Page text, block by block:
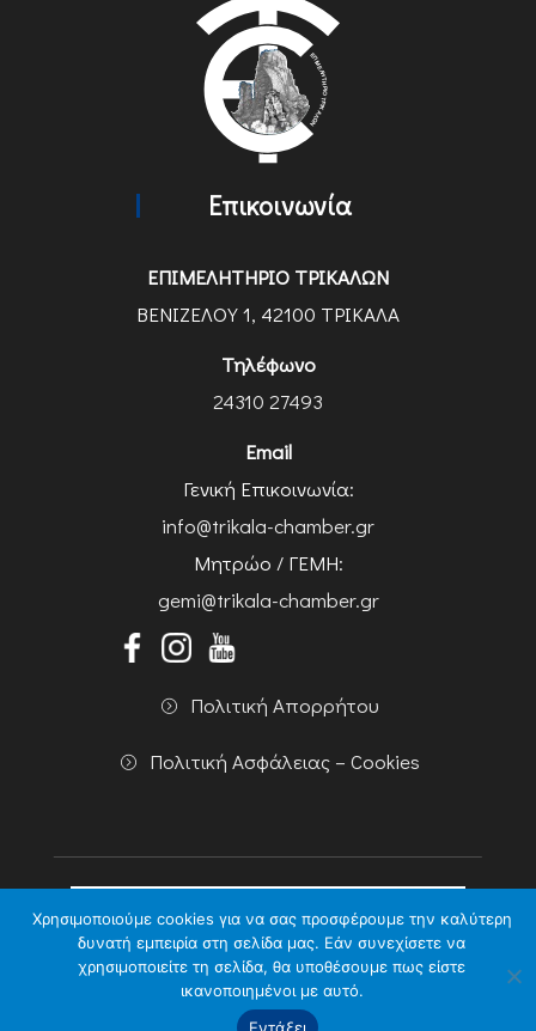
Επικοινωνία
ΕΠΙΜΕΛΗΤΗΡΙΟ ΤΡΙΚΑΛΩΝ
ΒΕΝΙΖΕΛΟΥ 1, 42100 ΤΡΙΚΑΛΑ
Τηλέφωνο
24310 27493
Email
Γενική Επικοινωνία:
info@trikala-chamber.gr
Μητρώο / ΓΕΜΗ:
gemi@trikala-chamber.gr
Πολιτική Απορρήτου
Πολιτική Ασφάλειας – Cookies
Χρησιμοποιούμε cookies για να σας προσφέρουμε την καλύτερη
δυνατή εμπειρία στη σελίδα μας. Εάν συνεχίσετε να
χρησιμοποιείτε τη σελίδα, θα υποθέσουμε πως είστε
ικανοποιημένοι με αυτό.
Εντάξει
Copyright 2026 Powered by Knowledge A.E.